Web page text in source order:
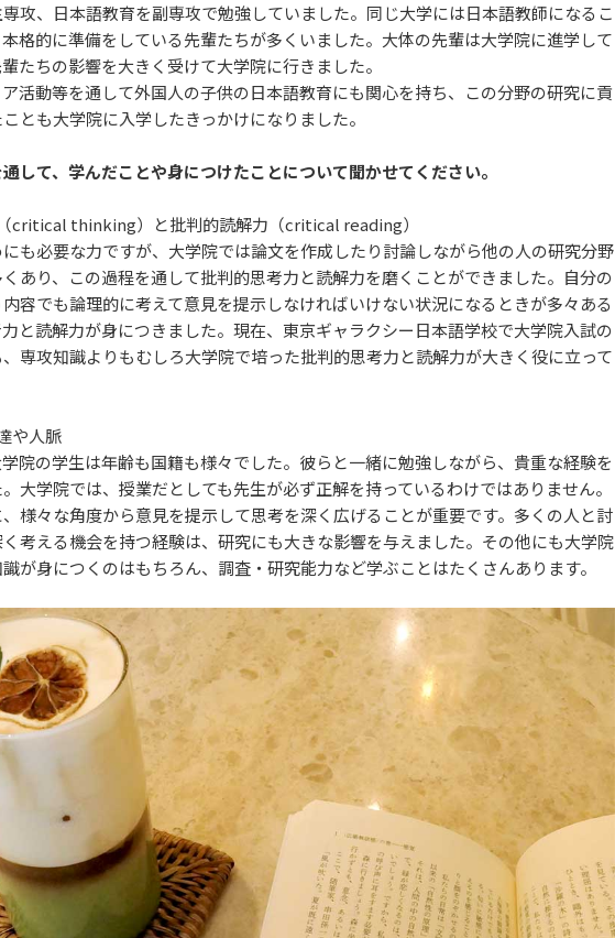
攻、日本語教育を副専攻で勉強していました。同じ大学には日本語教師になるこ
格的に準備をしている先輩たちが多くいました。大体の先輩は大学院に進学して
たちの影響を大きく受けて大学院に行きました。
活動等を通して外国人の子供の日本語教育にも関心を持ち、この分野の研究に貢
とも大学院に入学したきっかけになりました。
して、学んだことや身につけたことについて聞かせてください。
critical thinking）と批判的読解力（critical reading）
も必要な力ですが、大学院では論文を作成したり討論しながら他の人の研究分野
あり、この過程を通して批判的思考力と読解力を磨くことができました。自分の
容でも論理的に考えて意見を提示しなければいけない状況になるときが多々ある
と読解力が身につきました。現在、東京ギャラクシー日本語学校で大学院入試の
専攻知識よりもむしろ大学院で培った批判的思考力と読解力が大きく役に立って
や人脈
院の学生は年齢も国籍も様々でした。彼らと一緒に勉強しながら、貴重な経験を
大学院では、授業だとしても先生が必ず正解を持っているわけではありません。
様々な角度から意見を提示して思考を深く広げることが重要です。多くの人と討
考える機会を持つ経験は、研究にも大きな影響を与えました。その他にも大学院
が身につくのはもちろん、調査・研究能力など学ぶことはたくさんあります。